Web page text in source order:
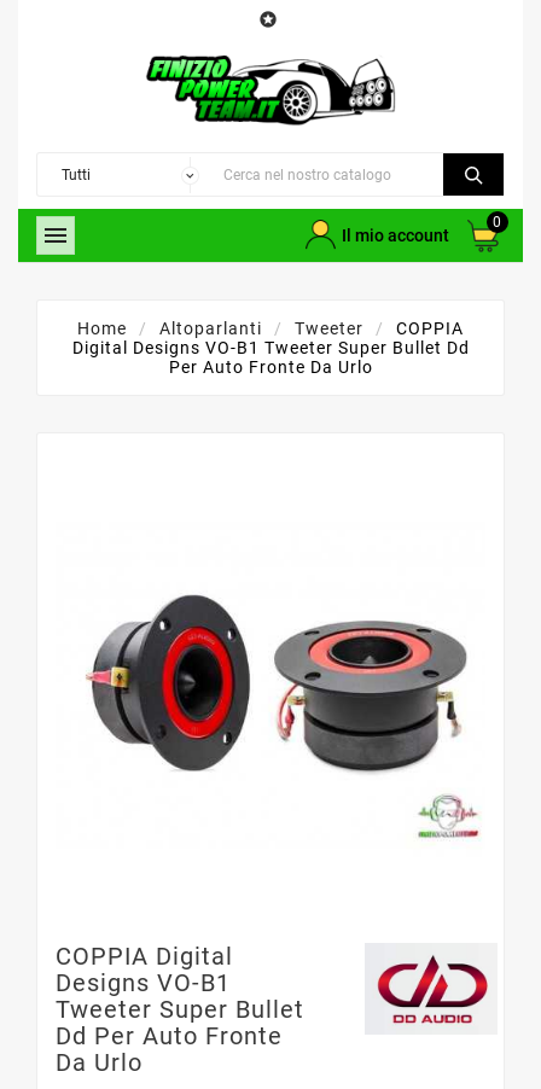

 Il mio account
0
Home Altoparlanti Tweeter
COPPIA
Digital Designs VO-B1 Tweeter Super Bullet Dd
Per Auto Fronte Da Urlo
COPPIA Digital
Designs VO-B1
Tweeter Super Bullet
Dd Per Auto Fronte
Da Urlo